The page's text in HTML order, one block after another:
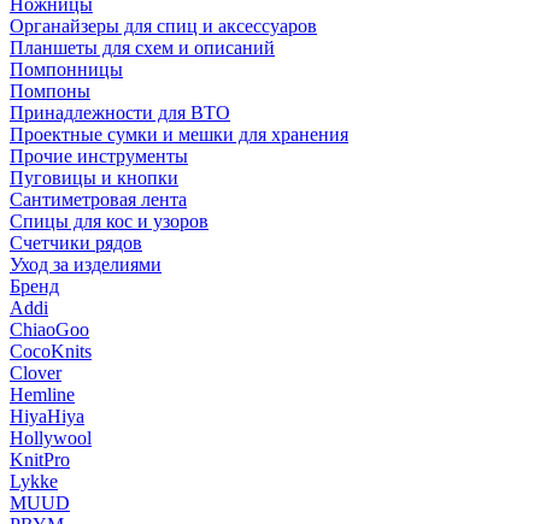
Ножницы
Органайзеры для спиц и аксессуаров
Планшеты для схем и описаний
Помпонницы
Помпоны
Принадлежности для ВТО
Проектные сумки и мешки для хранения
Прочие инструменты
Пуговицы и кнопки
Сантиметровая лента
Спицы для кос и узоров
Счетчики рядов
Уход за изделиями
Бренд
Addi
ChiaoGoo
CocoKnits
Clover
Hemline
HiyaHiya
Hollywool
KnitPro
Lykke
MUUD